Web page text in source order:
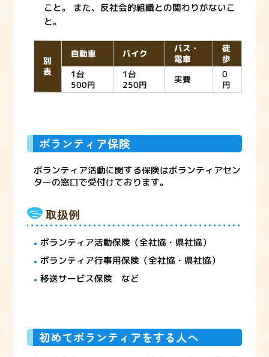
こと。 また、反社会的組織との関わりがないこ
と。
別
表
自動車 バイク バス・
電車
徒
歩
1台
500円
1台
250円 実費 0
円
ボランティア保険
ボランティア活動に関する保険はボランティアセン
ターの窓口で受付けております。
取扱例
ボランティア活動保険（全社協・県社協）
ボランティア行事用保険（全社協・県社協）
移送サービス保険 など
初めてボランティアをする人へ